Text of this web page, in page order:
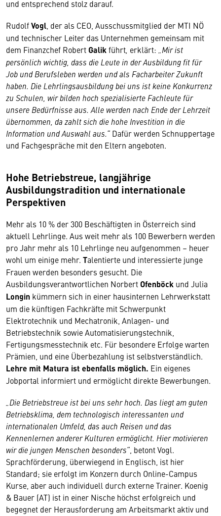
und entsprechend stolz darauf.
RudolfVogl , der als CEO, Ausschussmitglied der MTI NÖ
und technischer Leiter das Unternehmen gemeinsam mit
dem Finanzchef Robert Galikführt erklärt: „Mir ist
persönlich wichtig, dass die Leute in der Ausbildung fit für
Job und Berufsleben werden und als Facharbeiter Zukunft
haben. Die Lehrlingsausbildung bei uns ist keine Konkurrenz
zu Schulen, wir bilden hoch spezialisierte Fachleute für
unsere Bedürfnisse aus. Alle werden nach Ende der Lehrzeit
übernommen, da zahlt sich die hohe Investition in die
Information und Auswahl aus.“ Dafür werden Schnuppertage
und Fachgespräche mit den Eltern angeboten.
Hohe Betriebstreue, langjährige
Ausbildungstradition und internationale
Perspektiven
Mehr als 10 % der 300 Beschäftigten in Österreich sind
aktuell Lehrlinge. Aus weit mehr als 100 Bewerbern werden
pro Jahr mehr als 10 Lehrlinge neu aufgenommen – heuer
wohl um einige mehr. Talentierte und interessierte junge
Frauen werden besonders gesucht. Die
Ausbildungsverantwortlichen Norbert Ofenböck und Julia
Longin kümmern sich in einer hausinternen Lehrwerkstatt
um die künftigen Fachkräfte mit Schwerpunkt
Elektrotechnik und Mechatronik, Anlagen- und
Betriebstechnik sowie Automatisierungstechnik,
Fertigungsmesstechnik etc. Für besondere Erfolge warten
Prämien, und eine Überbezahlung ist selbstverständlich.
Lehre mit Matura ist ebenfalls möglich. Ein eigenes
Jobportal informiert und ermöglicht direkte Bewerbungen.
„Die Betriebstreue ist bei uns sehr hoch. Das liegt am guten
Betriebsklima, dem technologisch interessanten und
internationalen Umfeld, das auch Reisen und das
Kennenlernen anderer Kulturen ermöglicht. Hier motivieren
wir die jungen Menschen besonders“ , betont Vogl.
Sprachförderung, überwiegend in Englisch, ist hier
Standard; sie erfolgt im Konzern durch Online-Campus
Kurse, aber auch individuell durch externe Trainer. Koenig
& Bauer (AT) ist in einer Nische höchst erfolgreich und
begegnet der Herausforderung am Arbeitsmarkt aktiv und